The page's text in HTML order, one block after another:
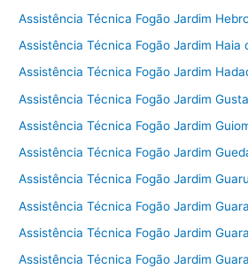
Assistência Técnica Fogão Jardim
Assistência Técnica Fogão Jardim Haia
Assistência Técnica Fogão Jardim
Assistência Técnica Fogão Jardim
Assistência Técnica Fogão Jardim
Assistência Técnica Fogão Jardim
Assistência Técnica Fogão Jardim
Assistência Técnica Fogão Jardim
Assistência Técnica Fogão Jardim
Assistência Técnica Fogão Jardim